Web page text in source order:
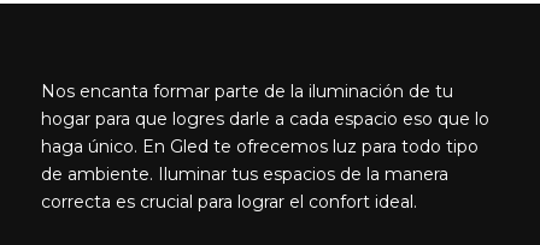
Nos encanta formar parte de la iluminación de tu
hogar para que logres darle a cada espacio eso que lo
haga único. En Gled te ofrecemos luz para todo tipo
de ambiente. Iluminar tus espacios de la manera
correcta es crucial para lograr el confort ideal.